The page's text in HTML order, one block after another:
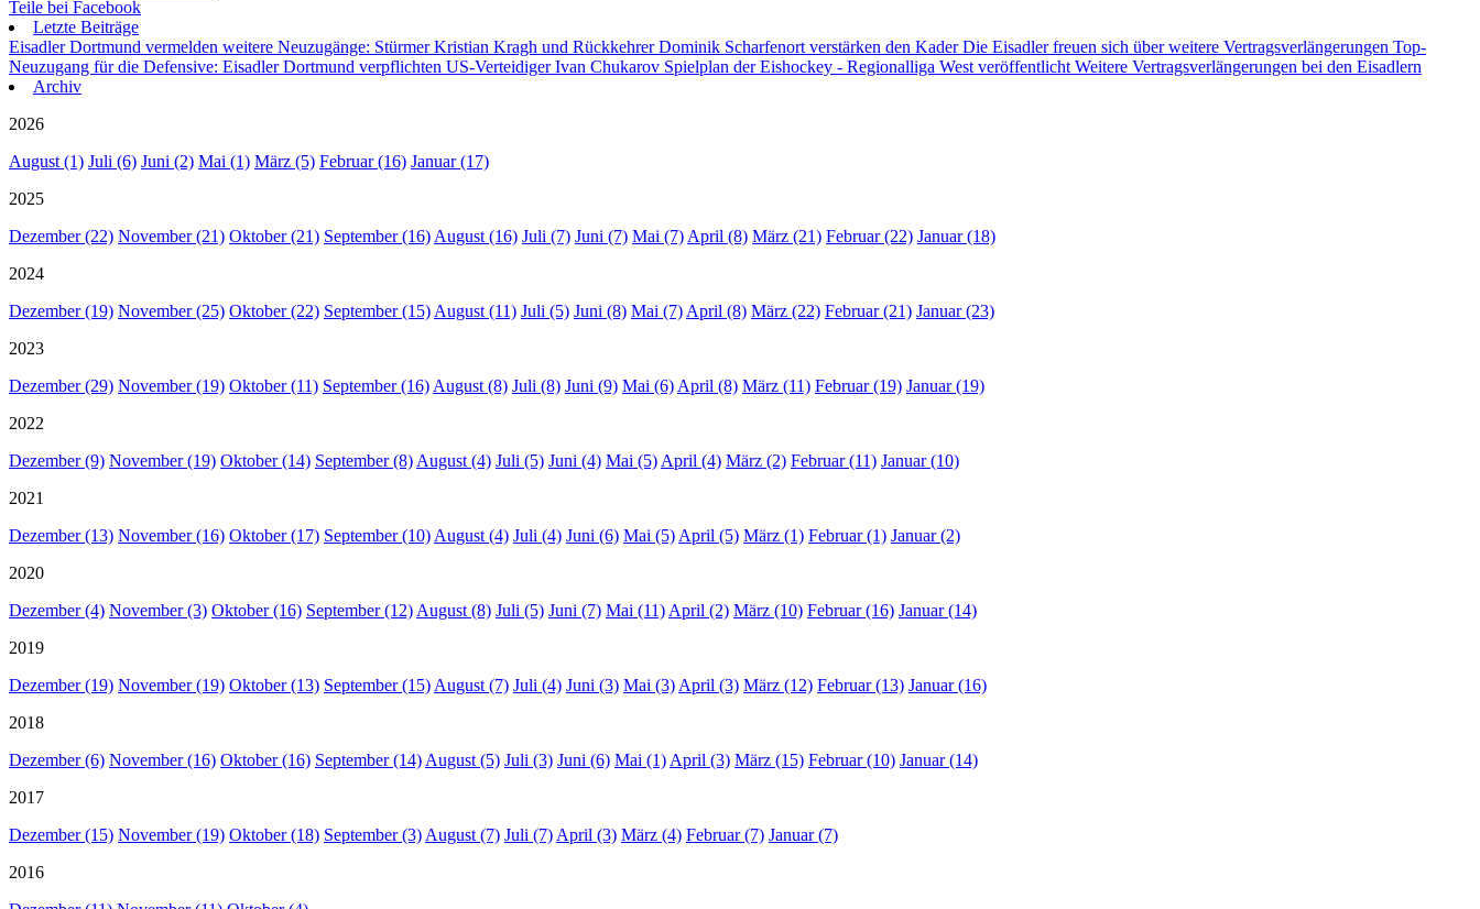
Teile bei Facebook
Letzte Beiträge
Eisadler Dortmund vermelden weitere Neuzugänge: Stürmer Kristian Kragh und Rückkehrer Dominik Scharfenort verstärken den KaderDie Eisadler freuen sich über weitere Vertragsverlängerungen Top-
Neuzugang für die Defensive: Eisadler Dortmund verpflichten US-Verteidiger Ivan Chukarov Spielplan der Eishockey - Regionalliga West veröffentlicht Weitere Vertragsverlängerungen bei den Eisadlern
Archiv
2026
August (1) Juli (6) Juni (2) Mai (1) März (5) Februar (16) Januar (17)
2025
Dezember (22) November (21) Oktober (21) September (16) August (16) Juli (7) Juni (7) Mai (7) April (8) März (21) Februar (22) Januar (18)
2024
Dezember (19) November (25) Oktober (22) September (15) August (11) Juli (5) Juni (8) Mai (7) April (8) März (22) Februar (21) Januar (23)
2023
Dezember (29) November (19) Oktober (11) September (16) August (8) Juli (8) Juni (9) Mai (6) April (8) März (11) Februar (19) Januar (19)
2022
Dezember (9) November (19) Oktober (14) September (8) August (4) Juli (5) Juni (4) Mai (5) April (4) März (2) Februar (11) Januar (10)
2021
Dezember (13) November (16) Oktober (17) September (10) August (4) Juli (4) Juni (6) Mai (5) April (5) März (1) Februar (1) Januar (2)
2020
Dezember (4) November (3) Oktober (16) September (12) August (8) Juli (5) Juni (7) Mai (11) April (2) März (10) Februar (16) Januar (14)
2019
Dezember (19) November (19) Oktober (13) September (15) August (7) Juli (4) Juni (3) Mai (3) April (3) März (12) Februar (13) Januar (16)
2018
Dezember (6) November (16) Oktober (16) September (14) August (5) Juli (3) Juni (6) Mai (1) April (3) März (15) Februar (10) Januar (14)
2017
Dezember (15) November (19) Oktober (18) September (3) August (7) Juli (7) April (3) März (4) Februar (7) Januar (7)
2016